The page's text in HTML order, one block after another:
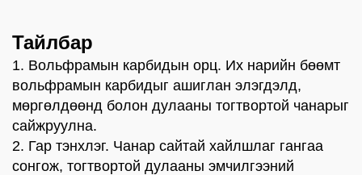
Тайлбар
1. Вольфрамын карбидын орц. Их нарийн бөөмт
вольфрамын карбидыг ашиглан элэгдэлд,
мөргөлдөөнд болон дулааны тогтвортой чанарыг
сайжруулна.
2. Гар тэнхлэг. Чанар сайтай хайлшлаг гангаа
сонгож, тогтвортой дулааны эмчилгээний